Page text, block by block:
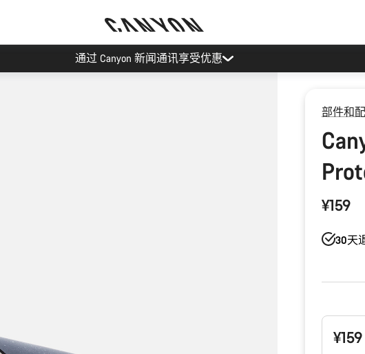
通过 Canyon 新闻通讯享受优惠
部件和
¥159
30天
配
¥159